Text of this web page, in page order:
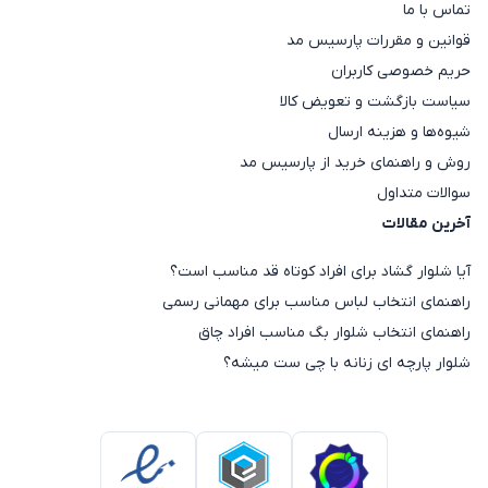
که استایلی خاص و متفاوت ایجاد می‌کند.
مانتو اسپرت نخی:مناسب استفاده روزمره، دانشگاه و
استایل‌های کژوال.
مانتو دکمه‌دار نخی:مدل‌هایی ساده و کاربردی که برای
مانتو بلند نخی:
استایل‌های پوشیده و کلاسیک علاقه دارند.
مانتو عبایی نخی:
مدل‌هایی آزاد و خنک که راحتی بسیار
بالایی دارند.
سال‌های اخیر طرفداران زیادی پیدا کرده است.
انواع مانتو نخی بر اساس جنس پارچه
تماس با ما
قوانین و مقررات پارسیس مد
حریم خصوصی کاربران
سیاست بازگشت و تعویض کالا
شیوه‌ها و هزینه ارسال
روش و راهنمای خرید از پارسیس مد
سوالات متداول
آخرین مقالات
آیا شلوار گشاد برای افراد کوتاه قد مناسب است؟
راهنمای انتخاب لباس مناسب برای مهمانی رسمی
راهنمای انتخاب شلوار بگ مناسب افراد چاق
شلوار پارچه ای زنانه با چی ست میشه؟